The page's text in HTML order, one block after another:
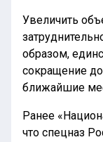
Увеличить
образом,
сокращение
ближайшие
Ранее
что спецназ